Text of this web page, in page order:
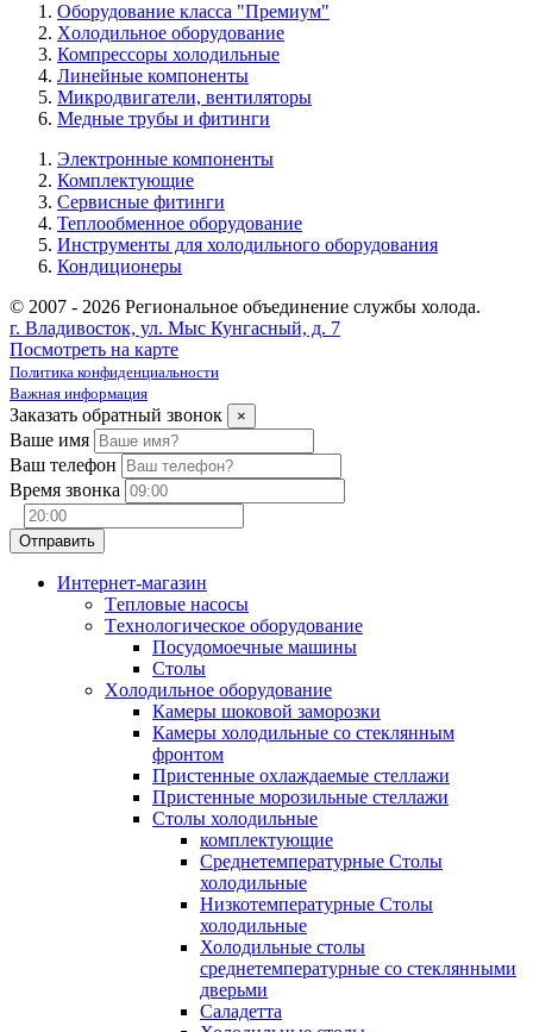
Оборудование класса "Премиум"
Xолодильное оборудование
Компрессоры холодильные
Линейные компоненты
Микродвигатели, вентиляторы
Медные трубы и фитинги
Электронные компоненты
Комплектующие
Сервисные фитинги
Теплообменное оборудование
Инструменты для холодильного оборудования
Кондиционеры
© 2007 - 2026 Региональное объединение службы холода.
г. Владивосток, ул. Мыс Кунгасный, д. 7
Посмотреть на карте
Политика конфиденциальности
Важная информация
Заказать обратный звонок ×
Ваше имя
Ваш телефон
Время звонка
Интернет-магазин
Tепловые насосы
Tехнологическое оборудование
Посудомоечные машины
Столы
Xолодильное оборудование
Камеры шоковой заморозки
Камеры холодильные со стеклянным
фронтом
Пристенные охлаждаемые стеллажи
Пристенные морозильные стеллажи
Столы холодильные
комплектующие
Среднетемпературные Столы
холодильные
Низкотемпературные Столы
холодильные
Холодильные столы
среднетемпературные со стеклянными
дверьми
Саладетта